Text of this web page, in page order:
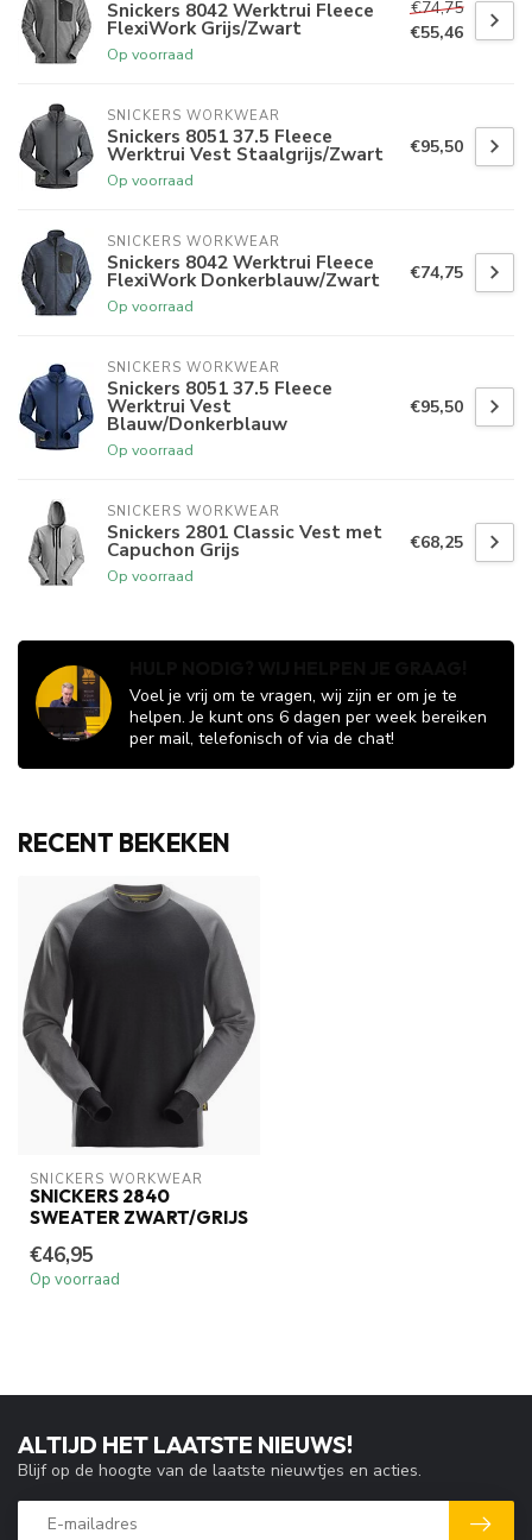
Snickers 8042 Werktrui Fleece
FlexiWork Grijs/Zwart
Op voorraad
€74,75
€55,46
SNICKERS WORKWEAR
Snickers 8051 37.5 Fleece
Werktrui Vest Staalgrijs/Zwart
Op voorraad
€95,50
SNICKERS WORKWEAR
Snickers 8042 Werktrui Fleece
FlexiWork Donkerblauw/Zwart
Op voorraad
€74,75
SNICKERS WORKWEAR
Snickers 8051 37.5 Fleece
Werktrui Vest
Blauw/Donkerblauw
Op voorraad
€95,50
SNICKERS WORKWEAR
Snickers 2801 Classic Vest met
Capuchon Grijs
Op voorraad
€68,25
Voel je vrij om te vragen, wij zijn er om je te
helpen. Je kunt ons 6 dagen per week bereiken
per mail, telefonisch of via de chat!
RECENT BEKEKEN
SNICKERS WORKWEAR
SNICKERS 2840
SWEATER ZWART/GRIJS
€46,95
Op voorraad
ALTIJD HET LAATSTE NIEUWS!
Blijf op de hoogte van de laatste nieuwtjes en acties.